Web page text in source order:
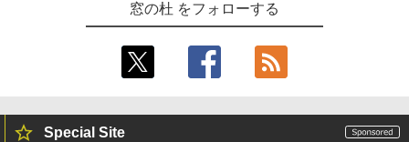
窓の杜 をフォローする
Special Site